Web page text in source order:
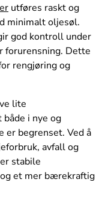
utføres raskt og
minimalt oljesøl.
god kontroll under
forurensning. Dette
rengjøring og
lite
i nye og
er begrenset. Ved å
avfall og
stabile
et mer bærekraftig